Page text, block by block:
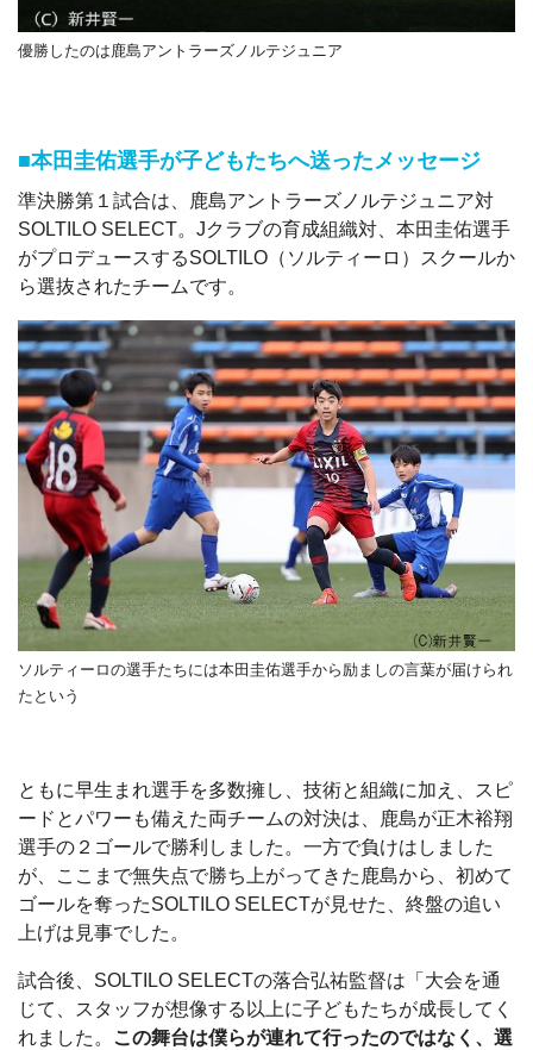
優勝したのは鹿島アントラーズノルテジュニア
■本田圭佑選手が子どもたちへ送ったメッセージ
準決勝第１試合は、鹿島アントラーズノルテジュニア対
SOLTILO SELECT。Jクラブの育成組織対、本田圭佑選手
がプロデュースするSOLTILO（ソルティーロ）スクールか
ら選抜されたチームです。
ソルティーロの選手たちには本田圭佑選手から励ましの言葉が届けられ
たという
ともに早生まれ選手を多数擁し、技術と組織に加え、スピ
ードとパワーも備えた両チームの対決は、鹿島が正木裕翔
選手の２ゴールで勝利しました。一方で負けはしました
が、ここまで無失点で勝ち上がってきた鹿島から、初めて
ゴールを奪ったSOLTILO SELECTが見せた、終盤の追い
上げは見事でした。
試合後、SOLTILO SELECTの落合弘祐監督は「大会を通
じて、スタッフが想像する以上に子どもたちが成長してく
れました。
この舞台は僕らが連れて行ったのではなく、選